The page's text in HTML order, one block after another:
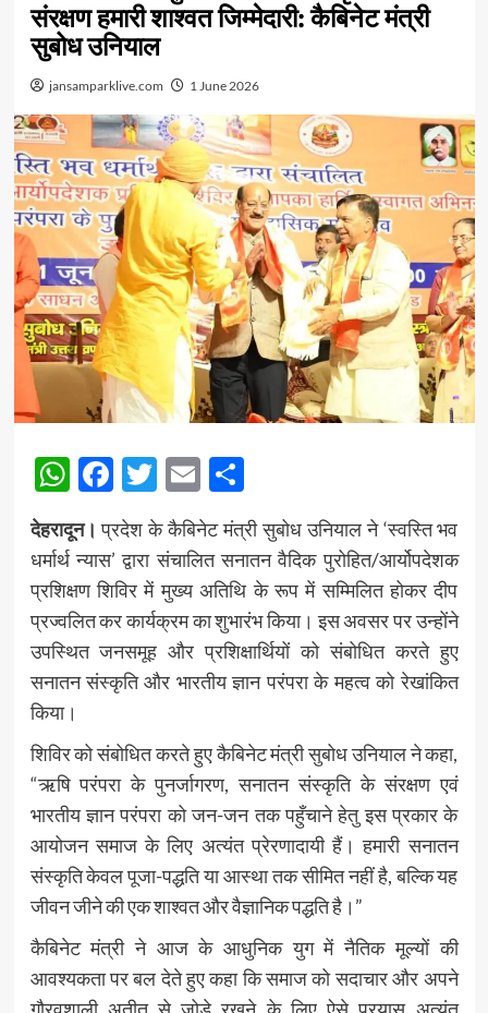
संरक्षण हमारी शाश्वत जिम्मेदारी: कैबिनेट मंत्री
सुबोध उनियाल
jansamparklive.com 1 June 2026
WhatsApp
Facebook
Twitter
EmailShare
देहरादून। प्रदेश के कैबिनेट मंत्री सुबोध उनियाल ने ‘स्वस्ति भव
धर्मार्थ न्यास’ द्वारा संचालित सनातन वैदिक पुरोहित/आर्योपदेशक
प्रशिक्षण शिविर में मुख्य अतिथि के रूप में सम्मिलित होकर दीप
प्रज्वलित कर कार्यक्रम का शुभारंभ किया। इस अवसर पर उन्होंने
उपस्थित जनसमूह और प्रशिक्षार्थियों को संबोधित करते हुए
सनातन संस्कृति और भारतीय ज्ञान परंपरा के महत्व को रेखांकित
किया।
शिविर को संबोधित करते हुए कैबिनेट मंत्री सुबोध उनियाल ने कहा,
“ऋषि परंपरा के पुनर्जागरण, सनातन संस्कृति के संरक्षण एवं
भारतीय ज्ञान परंपरा को जन-जन तक पहुँचाने हेतु इस प्रकार के
आयोजन समाज के लिए अत्यंत प्रेरणादायी हैं। हमारी सनातन
संस्कृति केवल पूजा-पद्धति या आस्था तक सीमित नहीं है, बल्कि यह
जीवन जीने की एक शाश्वत और वैज्ञानिक पद्धति है।”
कैबिनेट मंत्री ने आज के आधुनिक युग में नैतिक मूल्यों की
आवश्यकता पर बल देते हुए कहा कि समाज को सदाचार और अपने